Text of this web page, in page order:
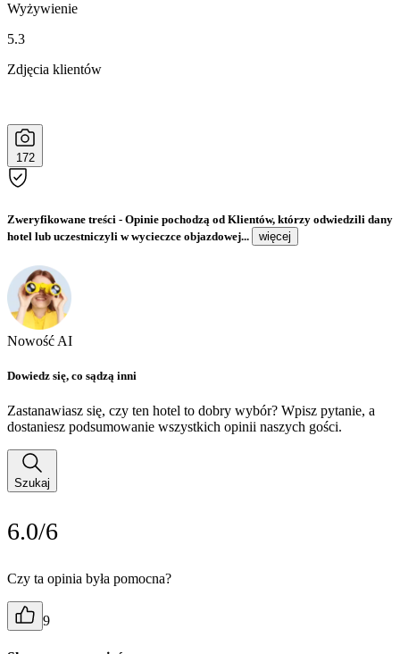
Wyżywienie
5.3
Zdjęcia klientów
172
Zweryfikowane treści - Opinie pochodzą od Klientów, którzy odwiedzili dany
hotel lub uczestniczyli w wycieczce objazdowej...
więcej
Nowość AI
Dowiedz się, co sądzą inni
Zastanawiasz się, czy ten hotel to dobry wybór? Wpisz pytanie, a
dostaniesz podsumowanie wszystkich opinii naszych gości.
Szukaj
6.0/6
Czy ta opinia była pomocna?
9